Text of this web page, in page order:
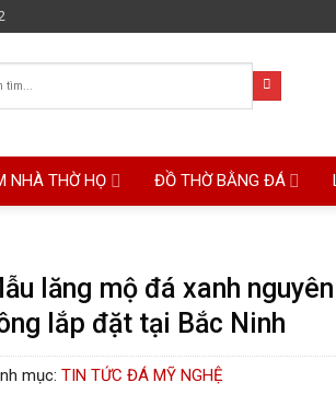
NHÀ THỜ HỌ ĐỒ THỜ BẰNG ĐÁ
lăng mộ đá xanh
lắp đặt tại Bắc Ninh
mục: TIN TỨC ĐÁ MỸ NGHỆ